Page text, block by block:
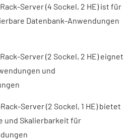
Server (4 Sockel, 2 HE) ist für
Datenbank-Anwendungen
Server (2 Sockel, 2 HE) eignet
und
Server (2 Sockel, 1 HE) bietet
und Skalierbarkeit für